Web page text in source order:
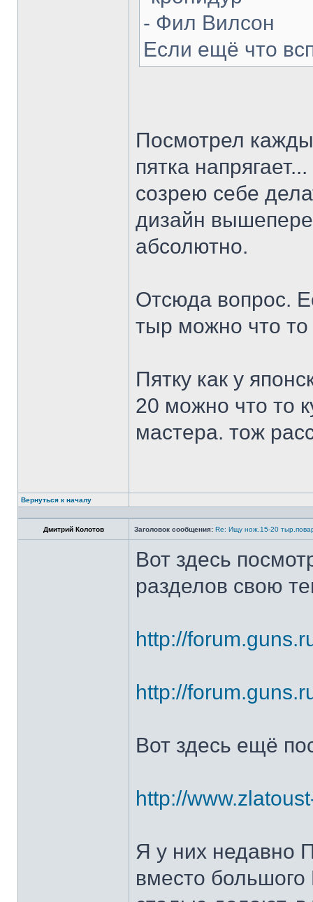
- Фил Вилсон
Если ещё что
Посмотрел
пятка
созрею себе
дизайн
абсолютно.
Отсюда вопрос.
тыр можно что
Пятку как у
20 можно что то
мастера. тож
Вернуться к началу
Дмитрий Колотов Заголовок сообщения: Re: Ищу нож.15-20
Вот здесь
разделов свою
http://
http://
Вот здесь ещё
http://
Я у них недавно
вместо